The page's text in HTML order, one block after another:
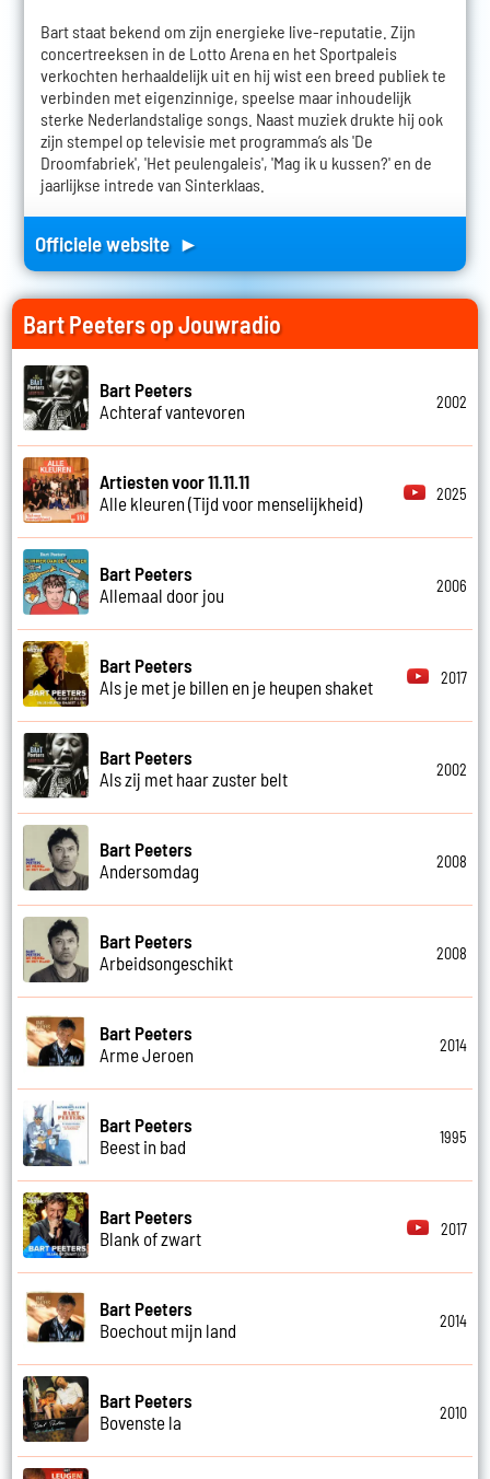
Bart staat bekend om zijn energieke live-reputatie. Zijn
concertreeksen in de Lotto Arena en het Sportpaleis
verkochten herhaaldelijk uit en hij wist een breed publiek te
verbinden met eigenzinnige, speelse maar inhoudelijk
sterke Nederlandstalige songs. Naast muziek drukte hij ook
zijn stempel op televisie met programma’s als 'De
Droomfabriek', 'Het peulengaleis', 'Mag ik u kussen?' en de
jaarlijkse intrede van Sinterklaas.
Officiele website ►
Bart Peeters op Jouwradio
Bart Peeters
Achteraf vantevoren
2002
Artiesten voor 11.11.11
Alle kleuren (Tijd voor menselijkheid)
2025
Bart Peeters
Allemaal door jou
2006
Bart Peeters
Als je met je billen en je heupen shaket
2017
Bart Peeters
Als zij met haar zuster belt
2002
Bart Peeters
Andersomdag
2008
Bart Peeters
Arbeidsongeschikt
2008
Bart Peeters
Arme Jeroen
2014
Bart Peeters
Beest in bad
1995
Bart Peeters
Blank of zwart
2017
Bart Peeters
Boechout mijn land
2014
Bart Peeters
Bovenste la
2010